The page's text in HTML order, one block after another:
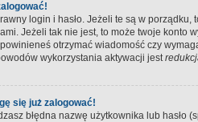
login i hasło. Jeżeli te są w
Jeżeli tak nie jest, to może twoje
otrzymać wiadomość czy
wykorzystania aktywacji jest
się już zalogować!
błędna nazwę użytkownika lub hasło